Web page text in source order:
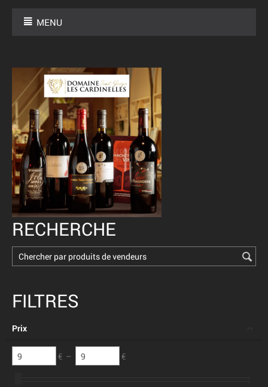
MENU
RECHERCHE
FILTRES
Prix
€ – €